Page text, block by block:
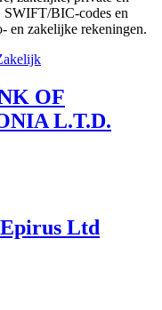
SWIFT/BIC-codes en
en zakelijke rekeningen.
OF
L.T.D.
Ltd